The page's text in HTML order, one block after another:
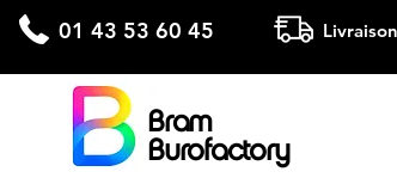
01 43 53 60 45
Bram
Burofactory